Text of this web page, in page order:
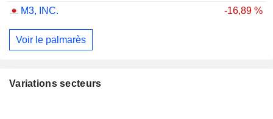
M3, INC.
-16,89 %
Voir le palmarès
Variations secteurs